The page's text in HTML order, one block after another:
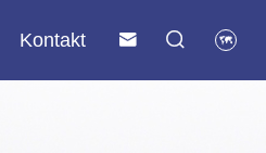
Kontakt   